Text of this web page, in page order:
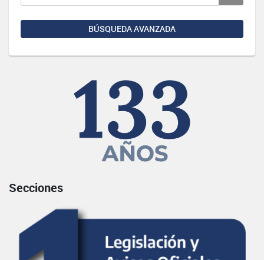
BÚSQUEDA AVANZADA
Secciones